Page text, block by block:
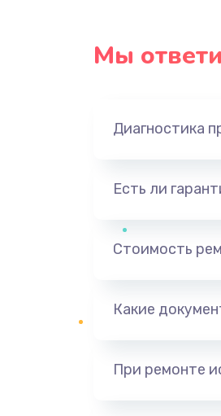
Мы
Диагностика
Есть ли
Стоимость
Какие
При ремонте